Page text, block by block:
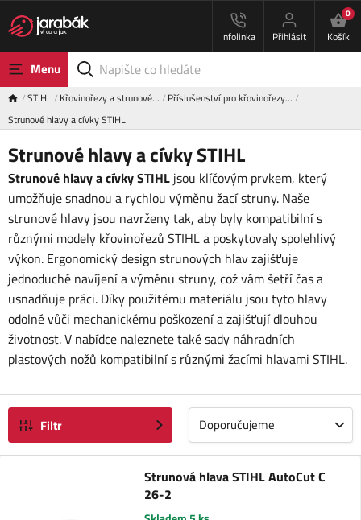
Infolinka Přihlásit
0
Košík
Menu
STIHL Křovinořezy a strunové…
Příslušenství pro křovinořezy…
Strunové hlavy a cívky STIHL
Strunové hlavy a cívky STIHL
Strunové hlavy a cívky STIHL jsou klíčovým prvkem, který
umožňuje snadnou a rychlou výměnu žací struny. Naše
strunové hlavy jsou navrženy tak, aby byly kompatibilní s
různými modely křovinořezů STIHL a poskytovaly spolehlivý
výkon. Ergonomický design strunových hlav zajišťuje
jednoduché navíjení a výměnu struny, což vám šetří čas a
usnadňuje práci. Díky použitému materiálu jsou tyto hlavy
odolné vůči mechanickému poškození a zajišťují dlouhou
životnost. V nabídce naleznete také sady náhradních
plastových nožů kompatibilní s různými žacími hlavami STIHL.
Filtr Doporučujeme
Strunová hlava STIHL AutoCut C
26-2